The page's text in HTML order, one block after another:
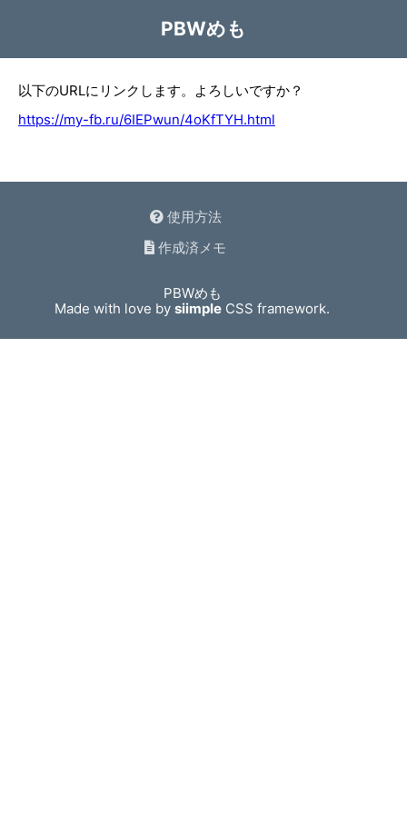
PBWめも
以下のURLにリンクします。よろしいですか？
https://my-fb.ru/6IEPwun/4oKfTYH.html
使用方法
作成済メモ
PBWめも
Made with love bysiimple CSS framework.